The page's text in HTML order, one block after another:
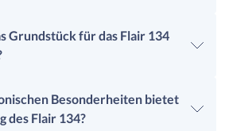
Grundstück für das Flair 134
Besonderheiten bietet
des Flair 134?